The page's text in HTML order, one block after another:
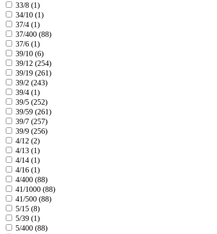
33/8 (1)
34/10 (1)
37/4 (1)
37/400 (88)
37/6 (1)
39/10 (6)
39/12 (254)
39/19 (261)
39/2 (243)
39/4 (1)
39/5 (252)
39/59 (261)
39/7 (257)
39/9 (256)
4/12 (2)
4/13 (1)
4/14 (1)
4/16 (1)
4/400 (88)
41/1000 (88)
41/500 (88)
5/15 (8)
5/39 (1)
5/400 (88)